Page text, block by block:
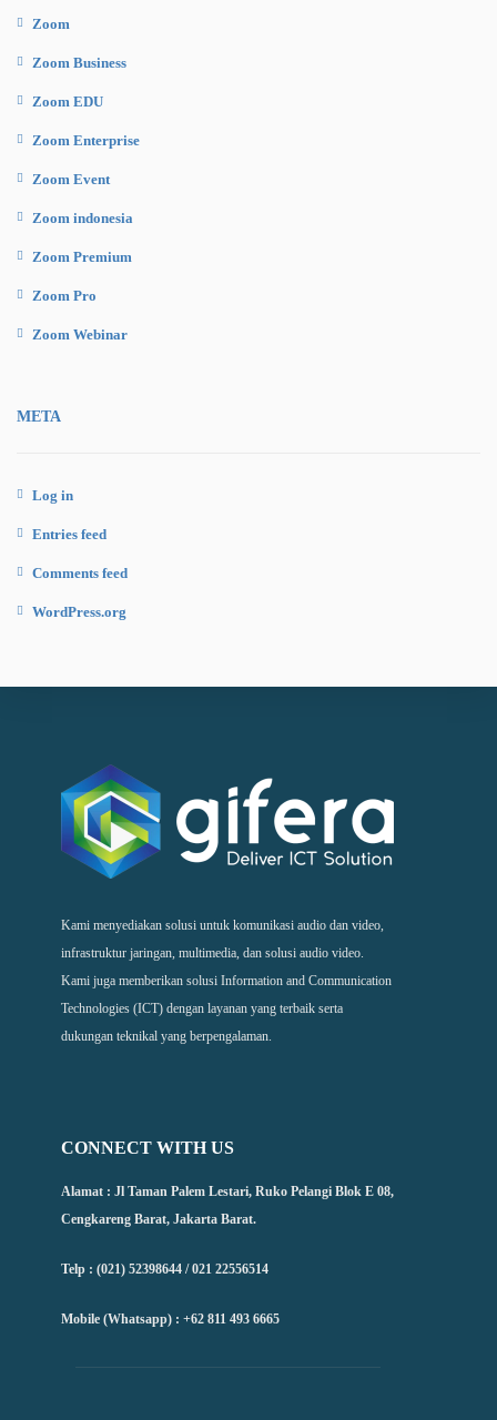
Zoom
Zoom Business
Zoom EDU
Zoom Enterprise
Zoom Event
Zoom indonesia
Zoom Premium
Zoom Pro
Zoom Webinar
META
Log in
Entries feed
Comments feed
WordPress.org
Kami menyediakan solusi untuk komunikasi audio dan video,
infrastruktur jaringan, multimedia, dan solusi audio video.
Kami juga memberikan solusi Information and Communication
Technologies (ICT) dengan layanan yang terbaik serta
dukungan teknikal yang berpengalaman.
CONNECT WITH US
Alamat : Jl Taman Palem Lestari, Ruko Pelangi Blok E 08,
Cengkareng Barat, Jakarta Barat.
Telp : (021) 52398644 / 021 22556514
Mobile (Whatsapp) : +62 811 493 6665